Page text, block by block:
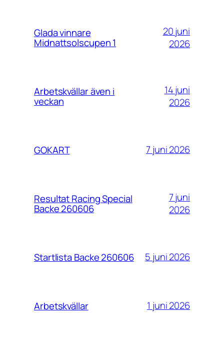
Glada vinnare
Midnattsolscupen 1
20 juni
2026
Arbetskvällar även i
veckan
14 juni
2026
GOKART 7 juni 2026
Resultat Racing Special
Backe 260606
7 juni
2026
Startlista Backe 260606 5 juni 2026
Arbetskvällar 1 juni 2026